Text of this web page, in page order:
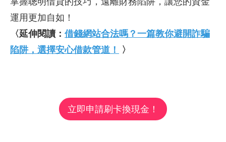
運用更加自如！
〈延伸閱讀： 借錢網站合法嗎？一篇教你避開詐騙
陷阱，選擇安心借款管道！ 〉
立即申請刷卡換現金！